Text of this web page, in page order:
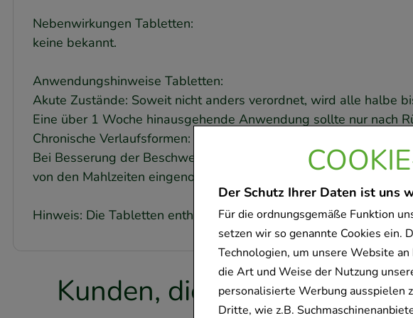
Der Schutz Ihrer Daten ist uns
Für die ordnungsgemäße Funktion
setzen wir so genannte Cookies ein.
Technologien, um unsere Website
die Art und Weise der Nutzung
personalisierte Werbung ausspielen
Dritte, wie z.B.
Nebenwirkungen Tabletten:
keine bekannt.
Anwendungshinweise Tabletten:
Akute Zustände: Soweit nicht anders verordnet, wird alle halbe
Eine über 1 Woche hinausgehende Anwendung sollte nur nach
Chronische Verlaufsformen: Soweit nicht anders verordnet, wird
Bei Besserung der Beschwerden ist die Häufigkeit der
von den Mahlzeiten eingenommen werden.
Hinweis: Die Tabletten enthalten Lactose.
Kunden, die dieses